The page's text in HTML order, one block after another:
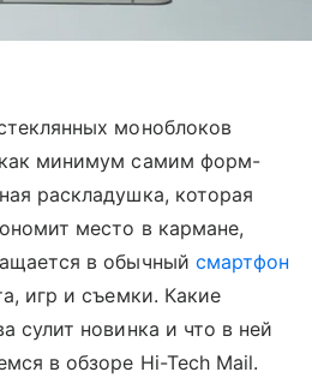
моноблоков
как минимум самим форм-
раскладушка, которая
место в кармане,
в обычный смартфон
игр и съемки. Какие
сулит новинка и что в ней
в обзоре Hi-Tech Mail.